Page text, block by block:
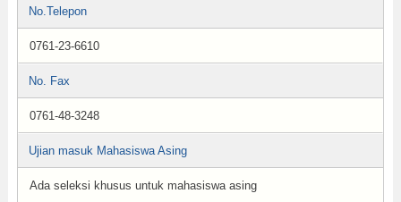
No.Telepon
0761-23-6610
No. Fax
0761-48-3248
Ujian masuk Mahasiswa Asing
Ada seleksi khusus untuk mahasiswa asing